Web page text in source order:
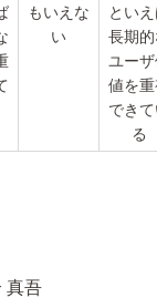
もいえな
い
とい
長期
ユー
値を
でき
る
真吾